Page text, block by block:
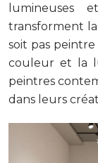
lumineuses
transforment la
soit pas
couleur et la
peintres
dans leurs